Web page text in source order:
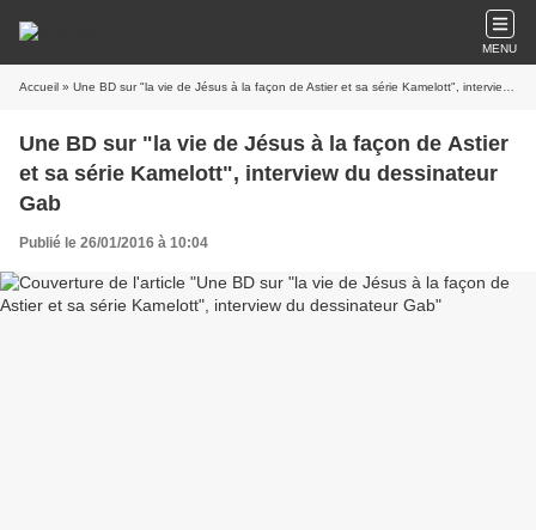
MENU
Accueil » Une BD sur "la vie de Jésus à la façon de Astier et sa série Kamelott", interview du dessinateur Gab
Une BD sur "la vie de Jésus à la façon de Astier
et sa série Kamelott", interview du dessinateur
Gab
Publié le 26/01/2016 à 10:04